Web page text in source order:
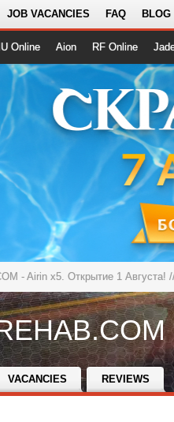
JOB VACANCIES FAQ BLOG
Online Aion RF Online
- Airin x5. Открытие 1 Августа!
VACANCIES REVIEWS